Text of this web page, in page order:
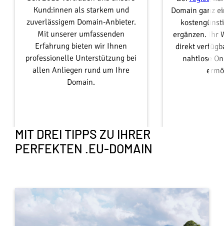
Kund:innen als starkem und
zuverlässigem Domain-Anbieter.
Mit unserer umfassenden
Erfahrung bieten wir Ihnen
professionelle Unterstützung bei
allen Anliegen rund um Ihre
Domain.
Domain ganz
ergänzen. Ihr
direkt
nahtlose
MIT DREI TIPPS ZU IHRER
PERFEKTEN .EU-DOMAIN